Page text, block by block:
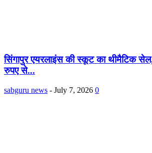
सिंगापुर एयरलाइंस की स्कूट का थीमैटिक
रुपए से...
sabguru news - July 7, 2026 0